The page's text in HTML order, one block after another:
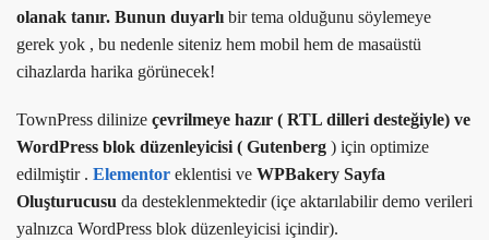
olanak tanır. Bunun duyarlı bir tema olduğunu söylemeye
gerek yok , bu nedenle siteniz hem mobil hem de masaüstü
cihazlarda harika görünecek!
TownPress dilinize çevrilmeye hazır ( RTL dilleri desteğiyle) ve
WordPress blok düzenleyicisi ( Gutenberg ) için optimize
edilmiştir . Elementor eklentisi ve WPBakery Sayfa
Oluşturucusu da desteklenmektedir (içe aktarılabilir demo verileri
yalnızca WordPress blok düzenleyicisi içindir).